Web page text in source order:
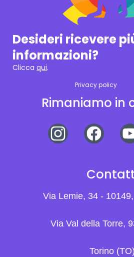
Desideri ricevere
informazioni?
Clicca qui.
Privacy policy
Rimaniamo in
Via Lemie, 34 -
Via Val della Torre,
Torino (TO)